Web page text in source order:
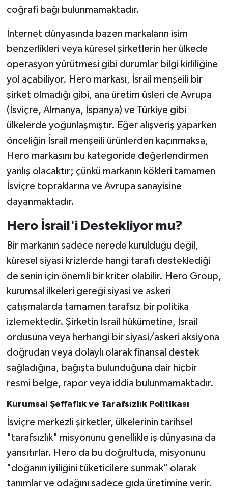
coğrafi bağı bulunmamaktadır.
İnternet dünyasında bazen markaların isim
benzerlikleri veya küresel şirketlerin her ülkede
operasyon yürütmesi gibi durumlar bilgi kirliliğine
yol açabiliyor. Hero markası, İsrail menşeili bir
şirket olmadığı gibi, ana üretim üsleri de Avrupa
(İsviçre, Almanya, İspanya) ve Türkiye gibi
ülkelerde yoğunlaşmıştır. Eğer alışveriş yaparken
önceliğin İsrail menşeili ürünlerden kaçınmaksa,
Hero markasını bu kategoride değerlendirmen
yanlış olacaktır; çünkü markanın kökleri tamamen
İsviçre topraklarına ve Avrupa sanayisine
dayanmaktadır.
Hero İsrail'i Destekliyor mu?
Bir markanın sadece nerede kurulduğu değil,
küresel siyasi krizlerde hangi tarafı desteklediği
de senin için önemli bir kriter olabilir. Hero Group,
kurumsal ilkeleri gereği siyasi ve askeri
çatışmalarda tamamen tarafsız bir politika
izlemektedir. Şirketin İsrail hükümetine, İsrail
ordusuna veya herhangi bir siyasi/askeri aksiyona
doğrudan veya dolaylı olarak finansal destek
sağladığına, bağışta bulunduğuna dair hiçbir
resmi belge, rapor veya iddia bulunmamaktadır.
Kurumsal Şeffaflık ve Tarafsızlık Politikası
İsviçre merkezli şirketler, ülkelerinin tarihsel
"tarafsızlık" misyonunu genellikle iş dünyasına da
yansıtırlar. Hero da bu doğrultuda, misyonunu
"doğanın iyiliğini tüketicilere sunmak" olarak
tanımlar ve odağını sadece gıda üretimine verir.